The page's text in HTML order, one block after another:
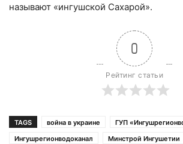
называют «ингушской Сахарой».
0
Рейтинг статьи
TAGS война в украине
ГУП
Ингушрегионводоканал
Минстрой Ингушетии